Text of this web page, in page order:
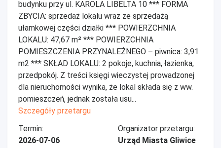
budynku przy ul. KAROLA LIBELTA 10 *** FORMA
ZBYCIA: sprzedaż lokalu wraz ze sprzedażą
ułamkowej części działki *** POWIERZCHNIA
LOKALU: 47,67 m² *** POWIERZCHNIA
POMIESZCZENIA PRZYNALEŻNEGO – piwnica: 3,91
m2 *** SKŁAD LOKALU: 2 pokoje, kuchnia, łazienka,
przedpokój. Z treści księgi wieczystej prowadzonej
dla nieruchomości wynika, że lokal składa się z ww.
pomieszczeń, jednak została usu...
Szczegóły przetargu
Termin:
2026-07-06
Organizator przetargu:
Urząd Miasta Gliwice